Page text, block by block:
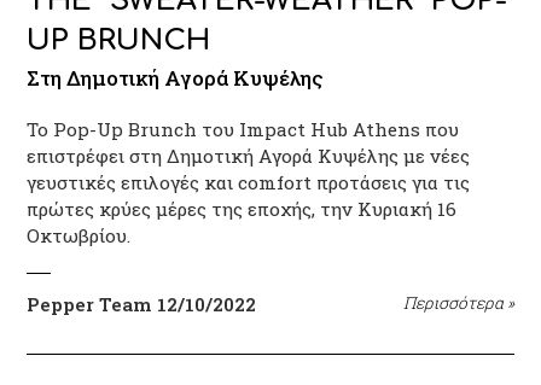
UP BRUNCH
Στη Δημοτική Αγορά Κυψέλης
Το Pop-Up Brunch του Impact Hub Athens που
επιστρέφει στη Δημοτική Αγορά Κυψέλης με νέες
γευστικές επιλογές και comfort προτάσεις για τις
πρώτες κρύες μέρες της εποχής, την Κυριακή 16
Οκτωβρίου.
Pepper Team 12/10/2022 Περισσότερα »